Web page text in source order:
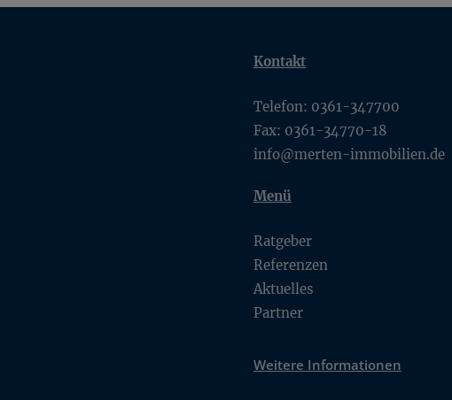
Kontakt
Telefon: 0361-347700
Fax: 0361-34770-18
info@merten-immobilien.de
Menü
Ratgeber
Referenzen
Aktuelles
Partner
Weitere Informationen